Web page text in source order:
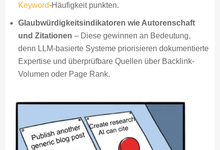
Keyword-Häufigkeit punkten.
Glaubwürdigkeitsindikatoren wie Autorenschaft
und Zitationen – Diese gewinnen an Bedeutung,
denn LLM-basierte Systeme priorisieren dokumentierte
Expertise und überprüfbare Quellen über Backlink-
Volumen oder Page Rank.